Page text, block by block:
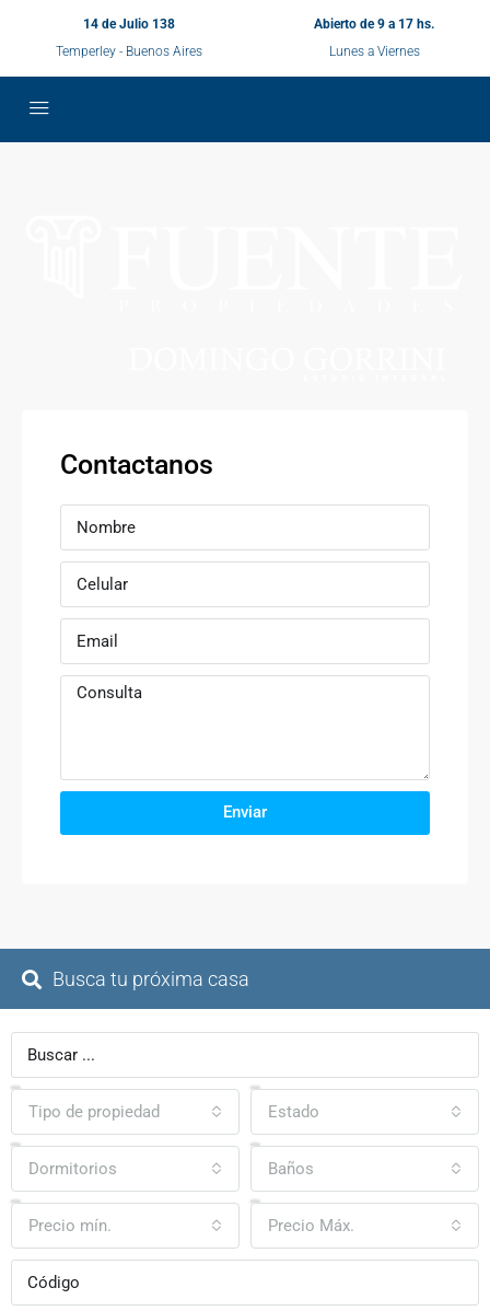
14 de Julio 138
Temperley - Buenos Aires
Abierto de 9 a 17 hs.
Lunes a Viernes
Contactanos
Enviar
Busca tu próxima casa
Tipo de propiedad Estado
Dormitorios Baños
Precio mín. Precio Máx.